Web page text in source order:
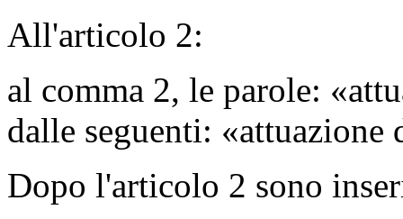
All'articolo 2:
al comma 2, le parole:
dalle seguenti: «attuazione
Dopo l'articolo 2 sono